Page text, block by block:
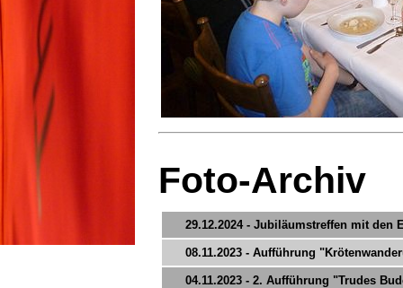
Foto-Archiv
29.12.2024 - Jubiläumstreffen mit den
08.11.2023 - Aufführung
04.11.2023 - 2. Aufführung "Trudes